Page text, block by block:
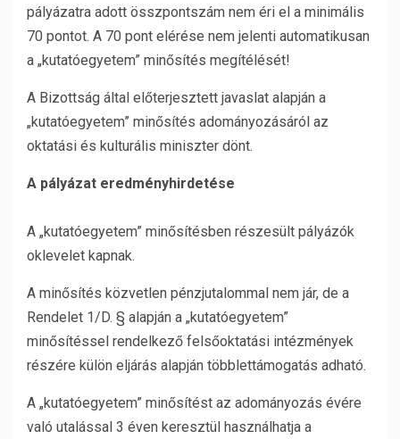
pályázatra adott összpontszám nem éri el a minimális
70 pontot. A 70 pont elérése nem jelenti automatikusan
a „kutatóegyetem” minősítés megítélését!
A Bizottság által előterjesztett javaslat alapján a
„kutatóegyetem” minősítés adományozásáról az
oktatási és kulturális miniszter dönt.
A pályázat eredményhirdetése
A „kutatóegyetem” minősítésben részesült pályázók
oklevelet kapnak.
A minősítés közvetlen pénzjutalommal nem jár, de a
Rendelet 1/D. § alapján a „kutatóegyetem”
minősítéssel rendelkező felsőoktatási intézmények
részére külön eljárás alapján többlettámogatás adható.
A „kutatóegyetem” minősítést az adományozás évére
való utalással 3 éven keresztül használhatja a